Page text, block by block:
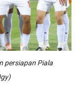
persiapan Piala